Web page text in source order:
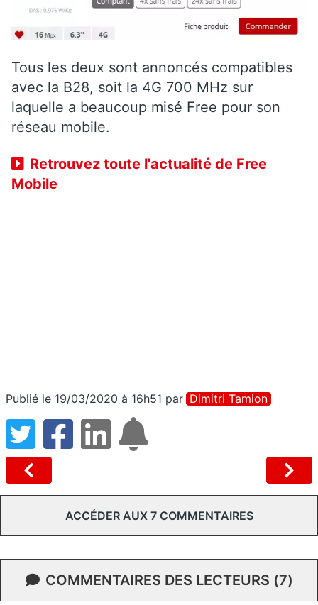
Tous les deux sont annoncés compatibles
avec la B28, soit la 4G 700 MHz sur
laquelle a beaucoup misé Free pour son
réseau mobile.
Retrouvez toute l'actualité de Free
Mobile
Publié le 19/03/2020 à 16h51 par Dimitri Tamion
ACCÉDER AUX 7 COMMENTAIRES
COMMENTAIRES DES LECTEURS (7)